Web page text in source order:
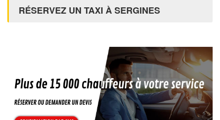
RÉSERVEZ UN TAXI À SERGINES